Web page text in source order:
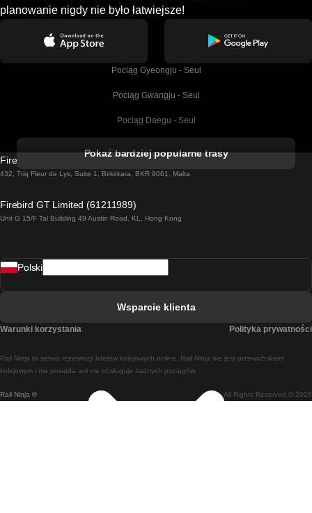
planowanie nigdy nie było łatwiejsze!
Pociąg Gyeongju - Seul
Pociąg Gwangju - Seul
Pociąg Daegu - Seul
Pociąg Dublin - Galway
Pociąg Rzym - Neapol
Pociąg Madryt - Lizbona
Pociąg Madryt - Barcelona
Pokaż bardziej popularne trasy
Firebird GT Limited (OC 1451)
432, Triq Fleur de Lys, Suite 1, Birkirkara, BKR 9061, Malta
Firebird GT Limited (61211989)
Unit G 15/F Tal Building 49 Austin Road, KL, Hong Kong
Rail Ninja ® All Rights Reserved © 2026
Rail Ninja to serwis rezerwacji biletów kolejowych online. Rail Ninja nie jest przewoźnikiem
kolejowym i nie posiada ani nie obsługuje żadnych pociągów.
Polski
Wsparcie klienta
Warunki korzystania Polityka prywatności